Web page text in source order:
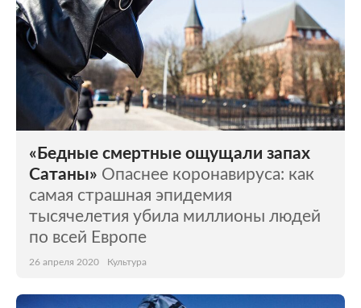
«Бедные смертные ощущали запах
Сатаны» Опаснее коронавируса: как
самая страшная эпидемия
тысячелетия убила миллионы людей
по всей Европе
26 апреля 2020 Культура